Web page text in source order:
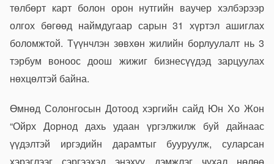
төлбөрт карт болон орон нутгийн ваучер хэлбэрээр
олгох бөгөөд наймдугаар сарын 31 хүртэл ашиглах
боломжтой. Түүнчлэн зөвхөн жилийн борлуулалт нь 3
тэрбум воноос доош жижиг бизнесүүдэд зарцуулах
нөхцөлтэй байна.
Өмнөд Солонгосын Дотоод хэргийн сайд Юн Хо Жон
“Ойрх Дорнод дахь удаан үргэлжилж буй дайнаас
үүдэлтэй иргэдийн дарамтыг бууруулж, суларсан